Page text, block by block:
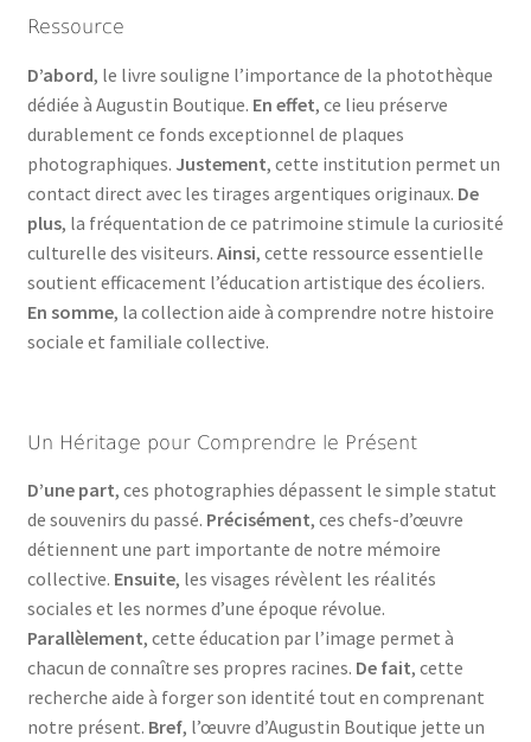
Ressource
D’abord, le livre souligne l’importance de la photothèque
dédiée à Augustin Boutique. En effet, ce lieu préserve
durablement ce fonds exceptionnel de plaques
photographiques. Justement, cette institution permet un
contact direct avec les tirages argentiques originaux. De
plus, la fréquentation de ce patrimoine stimule la curiosité
culturelle des visiteurs. Ainsi, cette ressource essentielle
soutient efficacement l’éducation artistique des écoliers.
En somme, la collection aide à comprendre notre histoire
sociale et familiale collective.
Un Héritage pour Comprendre le Présent
D’une part, ces photographies dépassent le simple statut
de souvenirs du passé. Précisément, ces chefs-d’œuvre
détiennent une part importante de notre mémoire
collective. Ensuite, les visages révèlent les réalités
sociales et les normes d’une époque révolue.
Parallèlement, cette éducation par l’image permet à
chacun de connaître ses propres racines. De fait, cette
recherche aide à forger son identité tout en comprenant
notre présent. Bref, l’œuvre d’Augustin Boutique jette un